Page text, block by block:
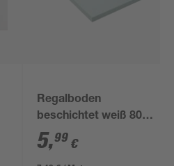
Regalboden
beschichtet weiß 800
x 400 x 16 mm
5,99 €